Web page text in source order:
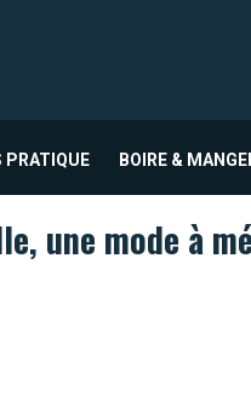
PRATIQUE BOIRE &
une mode à